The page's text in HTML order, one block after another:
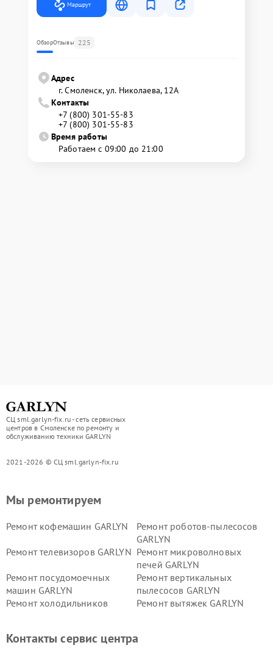
Маршрут
ОбзорОтзывы 225
Адрес
г. Смоленск, ул. Николаева, 12А
Контакты
+7 (800) 301-55-83
+7 (800) 301-55-83
Время работы
Работаем с 09:00 до 21:00
СЦ sml.garlyn-fix.ru - сеть сервисных
центров в Смоленске по ремонту и
обслуживанию техники GARLYN
2021-2026 © СЦ sml.garlyn-fix.ru
Мы ремонтируем
Ремонт кофемашин GARLYN
Ремонт роботов-пылесосов
GARLYN
Ремонт телевизоров GARLYN Ремонт микроволновых
печей GARLYN
Ремонт посудомоечных
машин GARLYN
Ремонт вертикальных
пылесосов GARLYN
Ремонт холодильников
Ремонт вытяжек GARLYN
стеклоочистителей GARLYN
GARLYN
Контакты сервис центра